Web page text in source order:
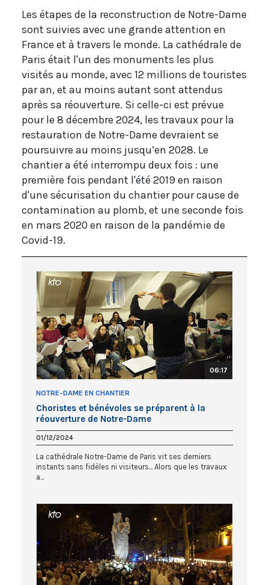
Les étapes de la reconstruction de Notre-Dame
sont suivies avec une grande attention en
France et à travers le monde. La cathédrale de
Paris était l'un des monuments les plus
visités au monde, avec 12 millions de touristes
par an, et au moins autant sont attendus
après sa réouverture. Si celle-ci est prévue
pour le 8 décembre 2024, les travaux pour la
restauration de Notre-Dame devraient se
poursuivre au moins jusqu’en 2028. Le
chantier a été interrompu deux fois : une
première fois pendant l'été 2019 en raison
d'une sécurisation du chantier pour cause de
contamination au plomb, et une seconde fois
en mars 2020 en raison de la pandémie de
Covid-19.
06:17
NOTRE-DAME EN CHANTIER
Choristes et bénévoles se préparent à la
réouverture de Notre-Dame
01/12/2024
La cathédrale Notre-Dame de Paris vit ses derniers
instants sans fidèles ni visiteurs... Alors que les travaux
a...